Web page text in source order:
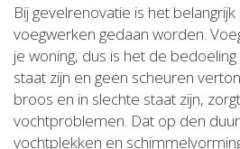
Bij gevelrenovatie is het
voegwerken gedaan worden.
je woning, dus is het de
staat zijn en geen scheuren
broos en in slechte staat zijn,
vochtproblemen. Dat op den
vochtplekken en